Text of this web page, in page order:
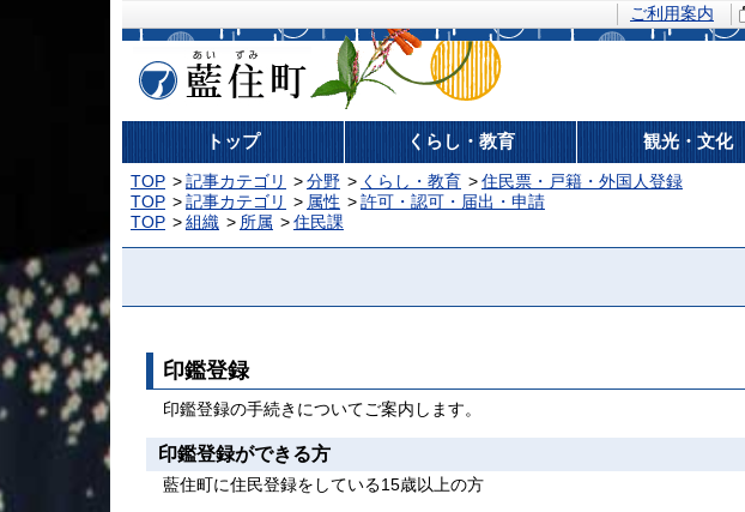
ご利用案内
藍住町
トップ くらし・教育 観光・文化
TOP 記事カテゴリ 分野 くらし・教育
住民票・戸籍・外国人登録
TOP
記事カテゴリ 属性
許可・認可・届出・申請
TOP
組織 所属 住民課
印鑑登録
印鑑登録の手続きについてご案内します。
印鑑登録ができる方
藍住町に住民登録をしている15歳以上の方